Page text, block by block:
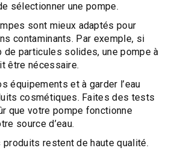
sélectionner une pompe.
sont mieux adaptés pour
contaminants. Par exemple, si
de particules solides, unepompe à
être nécessaire.
équipements et à garder l’eau
cosmétiques. Faites des tests
que votre pompe fonctionne
source d’eau.
produits restent de haute qualité.